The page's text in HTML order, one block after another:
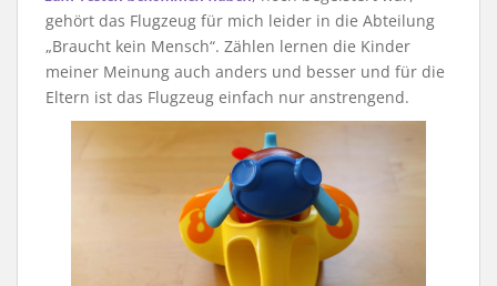
gehört das Flugzeug für mich leider in die Abteilung
„Braucht kein Mensch“. Zählen lernen die Kinder
meiner Meinung auch anders und besser und für die
Eltern ist das Flugzeug einfach nur anstrengend.